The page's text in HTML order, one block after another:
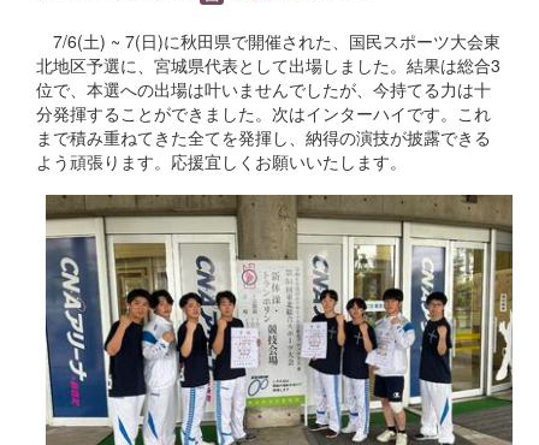
7/6(土) ~ 7(日)に秋田県で開催された、国民スポーツ大会東
北地区予選に、宮城県代表として出場しました。結果は総合3
位で、本選への出場は叶いませんでしたが、今持てる力は十
分発揮することができました。次はインターハイです。これ
まで積み重ねてきた全てを発揮し、納得の演技が披露できる
よう頑張ります。応援宜しくお願いいたします。